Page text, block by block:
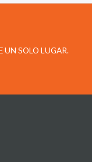
UN SOLO LUGAR.